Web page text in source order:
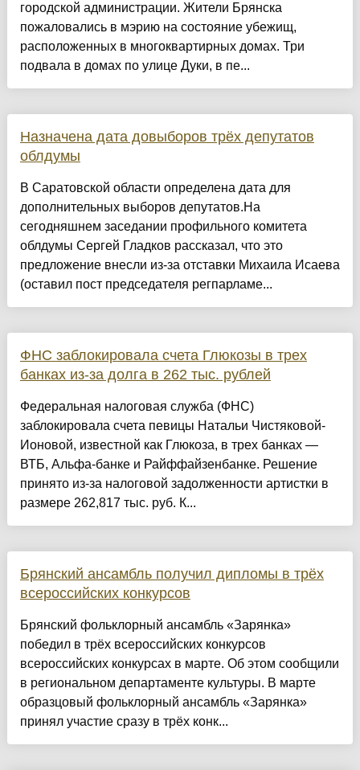
городской администрации. Жители Брянска
пожаловались в мэрию на состояние убежищ,
расположенных в многоквартирных домах. Три
подвала в домах по улице Дуки, в пе...
Назначена дата довыборов трёх депутатов
облдумы
В Саратовской области определена дата для
дополнительных выборов депутатов.На
сегодняшнем заседании профильного комитета
облдумы Сергей Гладков рассказал, что это
предложение внесли из-за отставки Михаила Исаева
(оставил пост председателя регпарламе...
ФНС заблокировала счета Глюкозы в трех
банках из-за долга в 262 тыс. рублей
Федеральная налоговая служба (ФНС)
заблокировала счета певицы Натальи Чистяковой-
Ионовой, известной как Глюкоза, в трех банках —
ВТБ, Альфа-банке и Райффайзенбанке. Решение
принято из-за налоговой задолженности артистки в
размере 262,817 тыс. руб. К...
Брянский ансамбль получил дипломы в трёх
всероссийских конкурсов
Брянский фольклорный ансамбль «Зарянка»
победил в трёх всероссийских конкурсов
всероссийских конкурсах в марте. Об этом сообщили
в региональном департаменте культуры. В марте
образцовый фольклорный ансамбль «Зарянка»
принял участие сразу в трёх конк...